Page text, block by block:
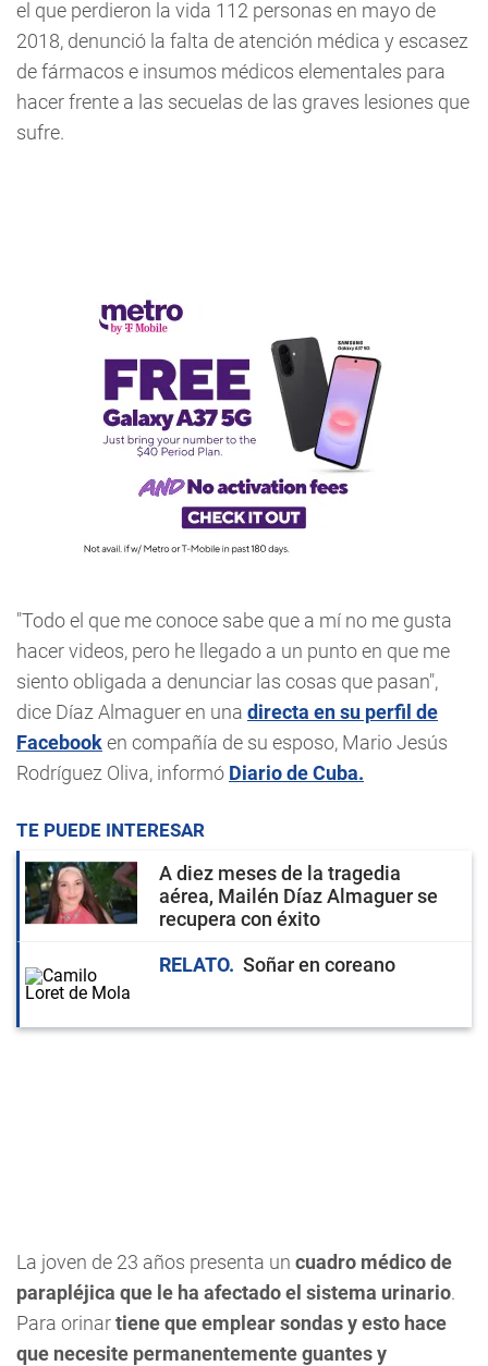
el que perdieron la vida 112 personas en mayo de
2018, denunció la falta de atención médica y escasez
de fármacos e insumos médicos elementales para
hacer frente a las secuelas de las graves lesiones que
sufre.
"Todo el que me conoce sabe que a mí no me gusta
hacer videos, pero he llegado a un punto en que me
siento obligada a denunciar las cosas que pasan",
dice Díaz Almaguer en una directa en su perfil de
Facebooken compañía de su esposo, Mario Jesús
Rodríguez Oliva, informó Diario de Cuba.
TE PUEDE INTERESAR
A diez meses de la tragedia
aérea, Mailén Díaz Almaguer se
recupera con éxito
RELATO
Soñar en coreano
La joven de 23 años presenta un cuadro médico de
parapléjica que le ha afectado el sistema urinario.
Para orinartiene que emplear sondas y esto hace
que necesite permanentemente guantes y